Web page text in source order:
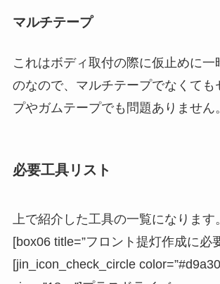
マルチテープ
これはボディ取付の際に仮止めに一
のなので、マルチテープでなくても
プやガムテープでも問題ありません。
必要工具リスト
上で紹介した工具の一覧になります。
[box06 title=”フロント提灯作成に必
[jin_icon_check_circle